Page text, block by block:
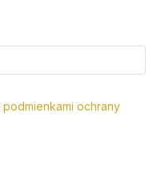
podmienkami ochrany